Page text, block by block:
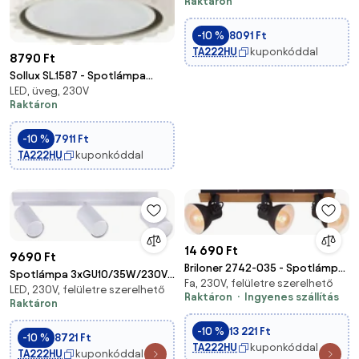
8790 Ft
Sollux SL.1587 - Spotlámpa
KARBON 1xGU10/10W/230V 10 cm
krémes
LED, üveg, 230V
Raktáron
-10 % 7911 Ft
TA222HU
kuponkóddal
-10 % 8091 Ft
TA222HU
kuponkóddal
9690 Ft
Spotlámpa 3xGU10/35W/230V
fehér
LED, 230V, felületre szerelhető
Raktáron
-10 % 8721 Ft
TA222HU
kuponkóddal
14 690 Ft
Briloner 2742-035 - Spotlámpa
SPOTLIGHT 3xE27/40W/230V
fekete/barna
Fa, 230V, felületre szerelhető
Raktáron
Ingyenes szállítás
-10 % 13 221 Ft
TA222HU
kuponkóddal